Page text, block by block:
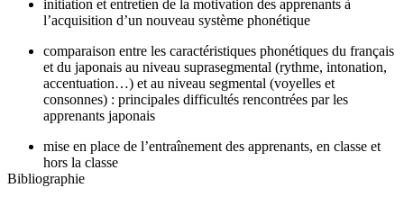
initiation et entretien de la motivation des apprenants à
l’acquisition d’un nouveau système phonétique
comparaison entre les caractéristiques phonétiques du français
et du japonais au niveau suprasegmental (rythme, intonation,
accentuation…) et au niveau segmental (voyelles et
consonnes) : principales difficultés rencontrées par les
apprenants japonais
mise en place de l’entraînement des apprenants, en classe et
hors la classe
Bibliographie